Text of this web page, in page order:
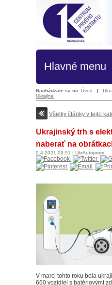
Hlavné menu
Nachádzate sa na: Úvod |
Ukrajine
Všetky články v tejto
Ukrajinský trh s
naberať na
9.4.2021 09:51 | UkrAutoprom
V marci tohto roku bola
660 vozidiel s batériovými